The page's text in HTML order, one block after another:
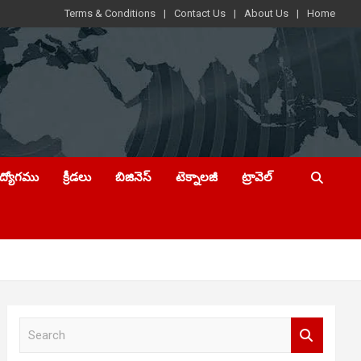
Terms & Conditions Contact Us About Us Home
క్రీడలు బిజినెస్ టెక్నాలజీ ట్రావెల్